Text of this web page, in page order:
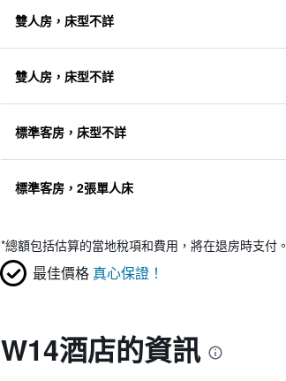
雙人房，床型不詳
雙人房，床型不詳
標準客房，床型不詳
標準客房，2張單人床
*總額包括估算的當地稅項和費用，將在退房時支付。
最佳價格 真心保證！
W14酒店的資訊